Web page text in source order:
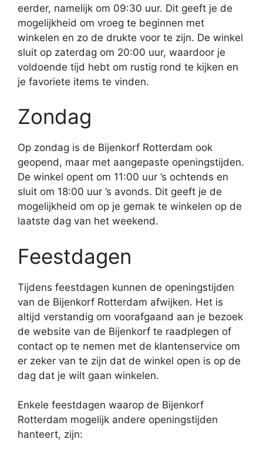
eerder, namelijk om 09:30 uur. Dit geeft je de
mogelijkheid om vroeg te beginnen met
winkelen en zo de drukte voor te zijn. De winkel
sluit op zaterdag om 20:00 uur, waardoor je
voldoende tijd hebt om rustig rond te kijken en
je favoriete items te vinden.
Zondag
Op zondag is de Bijenkorf Rotterdam ook
geopend, maar met aangepaste openingstijden.
De winkel opent om 11:00 uur ’s ochtends en
sluit om 18:00 uur ’s avonds. Dit geeft je de
mogelijkheid om op je gemak te winkelen op de
laatste dag van het weekend.
Feestdagen
Tijdens feestdagen kunnen de openingstijden
van de Bijenkorf Rotterdam afwijken. Het is
altijd verstandig om voorafgaand aan je bezoek
de website van de Bijenkorf te raadplegen of
contact op te nemen met de klantenservice om
er zeker van te zijn dat de winkel open is op de
dag dat je wilt gaan winkelen.
Enkele feestdagen waarop de Bijenkorf
Rotterdam mogelijk andere openingstijden
hanteert, zijn: